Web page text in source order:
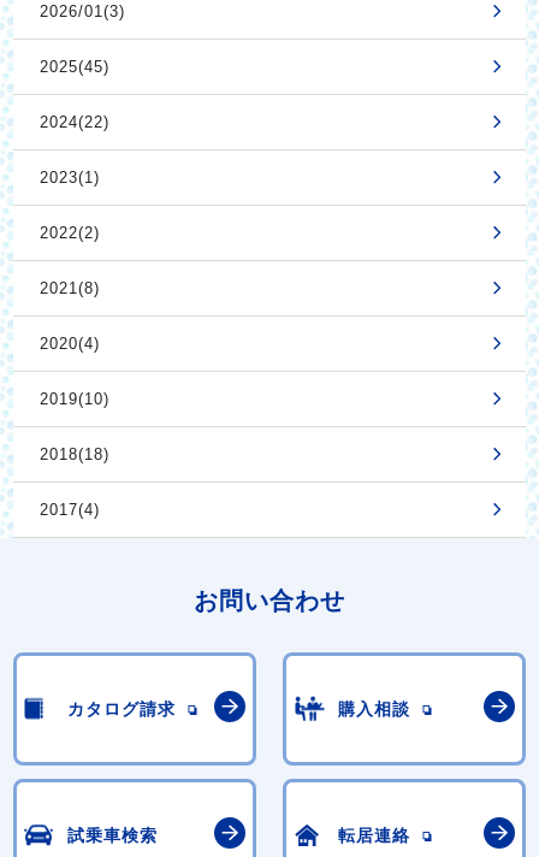
2026/01(3)
2025(45)
2024(22)
2023(1)
2022(2)
2021(8)
2020(4)
2019(10)
2018(18)
2017(4)
お問い合わせ
カタログ請求 購入相談
試乗車検索 転居連絡